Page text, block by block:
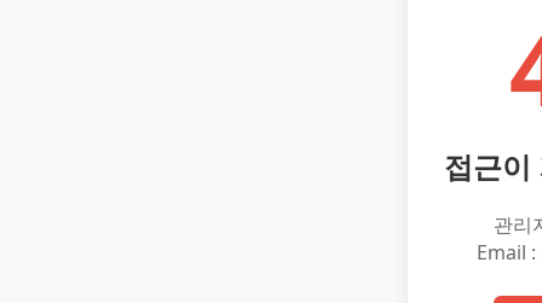
접근이
관리
Email